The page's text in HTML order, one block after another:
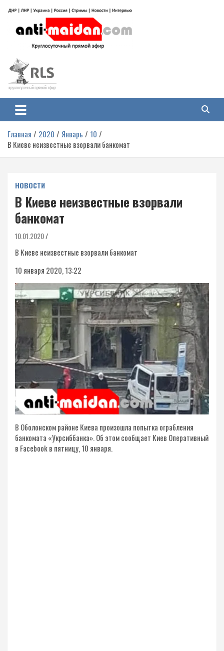
содержимому
Антимайдан: Гражданская война
на Украине
гражданской войне на Украине, включая события в Новороссии, ДНР,
ЛНР и других регионах.
Главная 2020 Январь
10
В Киеве неизвестные взорвали банкомат
НОВОСТИ
В Киеве неизвестные взорвали
банкомат
10.01.2020
В Киеве неизвестные взорвали банкомат
10 января 2020, 13:22
В Оболонском районе Киева произошла попытка ограбления
банкомата «Укрсиббанка». Об этом сообщает Киев Оперативный
в Facebook в пятницу, 10 января.